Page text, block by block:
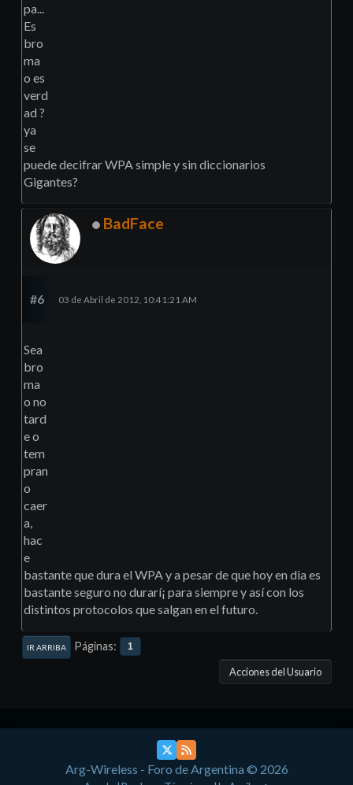
pa...
Es
bro
ma
o es
verd
ad ?
ya
se
puede decifrar WPA simple y sin diccionarios
Gigantes?
BadFace
#6 03 de Abril de 2012, 10:41:21 AM
Sea
bro
ma
o no
tard
e o
tem
pran
o
caer
a,
hac
e
bastante que dura el WPA y a pesar de que hoy en dia es
bastante seguro no durarí¡ para siempre y así­ con los
distintos protocolos que salgan en el futuro.
IR ARRIBA Páginas 1
Acciones del Usuario
Arg-Wireless - Foro de Argentina © 2026